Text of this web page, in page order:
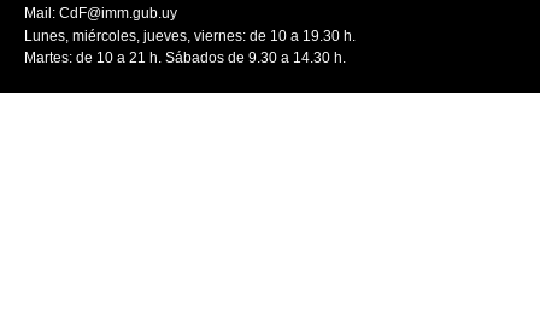
Mail: CdF@imm.gub.uy
Lunes, miércoles, jueves, viernes: de 10 a 19.30 h.
Martes: de 10 a 21 h. Sábados de 9.30 a 14.30 h.